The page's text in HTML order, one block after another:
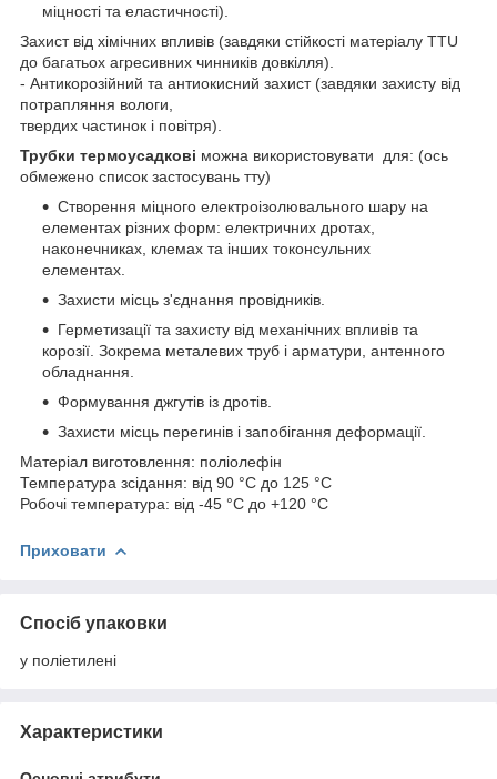
міцності та еластичності).
Захист від хімічних впливів (завдяки стійкості матеріалу TTU
до багатьох агресивних чинників довкілля).
- Антикорозійний та антиокисний захист (завдяки захисту від
потрапляння вологи,
твердих частинок і повітря).
Трубки термоусадкові можна використовувати для: (ось
обмежено список застосувань тту)
Створення міцного електроізолювального шару на
елементах різних форм: електричних дротах,
наконечниках, клемах та інших токонсульних
елементах.
Захисти місць з'єднання провідників.
Герметизації та захисту від механічних впливів та
корозії. Зокрема металевих труб і арматури, антенного
обладнання.
Формування джгутів із дротів.
Захисти місць перегинів і запобігання деформації.
Матеріал виготовлення: поліолефін
Температура зсідання: від 90 °C до 125 °C
Робочі температура: від -45 °C до +120 °C
Приховати
Спосіб упаковки
у поліетилені
Характеристики